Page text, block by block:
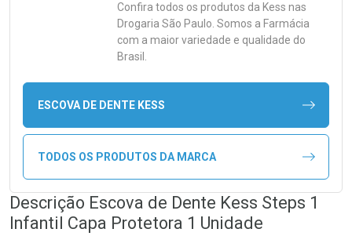
Confira todos os produtos da Kess nas
Drogaria São Paulo. Somos a Farmácia
com a maior variedade e qualidade do
Brasil.
ESCOVA DE DENTE KESS
TODOS OS PRODUTOS DA MARCA
Descrição Escova de Dente Kess Steps 1
Infantil Capa Protetora 1 Unidade